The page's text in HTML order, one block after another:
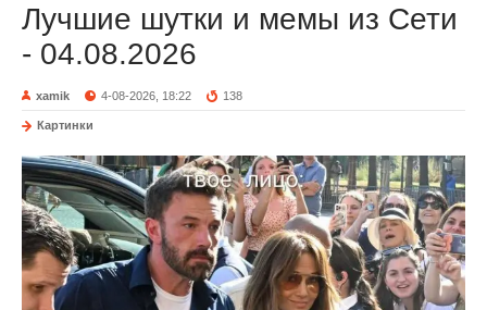
Лучшие шутки и мемы из Сети
- 04.08.2026
xamik 4-08-2026, 18:22 138
Картинки